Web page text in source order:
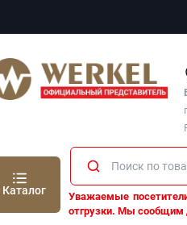
Каталог
Уважаемые
отгрузки. Мы сообщим
Рамки Werkel Рамка